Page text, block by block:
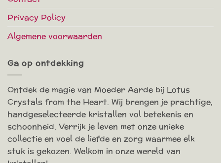
Privacy Policy
Algemene voorwaarden
Ga op ontdekking
Ontdek de magie van Moeder Aarde bij Lotus
Crystals from the Heart. Wij brengen je prachtige,
handgeselecteerde kristallen vol betekenis en
schoonheid. Verrijk je leven met onze unieke
collectie en voel de liefde en zorg waarmee elk
stuk is gekozen. Welkom in onze wereld van